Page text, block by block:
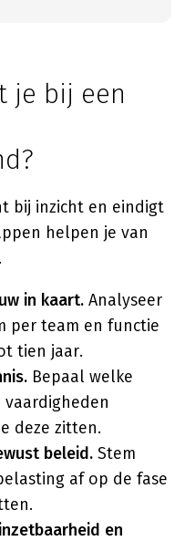
je bij een
bij inzicht en eindigt
helpen je van
in kaart. Analyseer
per team en functie
tien jaar.
Bepaal welke
deze zitten.
beleid. Stem
af op de fase
en